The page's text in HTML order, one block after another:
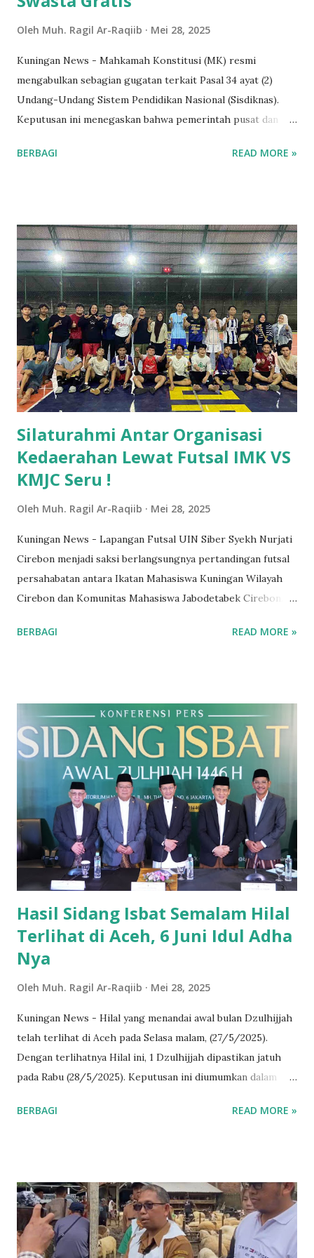
Oleh Muh. Ragil Ar-Raqiib Mei 28, 2025
Kuningan News - Mahkamah Konstitusi (MK) resmi
mengabulkan sebagian gugatan terkait Pasal 34 ayat (2)
Undang-Undang Sistem Pendidikan Nasional (Sisdiknas).
Keputusan ini menegaskan bahwa pemerintah pusat dan
pendidikan dasar tanpa pungutan biaya, baik di sekolah
meskipun sekolah swasta tidak dilarang untuk memungut
biaya, bantuan pendidikan hanya dapat diberikan kepada
sekolah swasta yang memenuhi kriteria tertentu.
Permohonan ini diajukan oleh Jaringan Pemantau
Pendidikan Indonesia dan tiga individu, yaitu Fathiyah,
Novianisa Rizkika, dan Riris Risma Anjiningrum. Dalam
pertimbangannya, MK menyoroti kesenjangan akses
pendidikan bagi siswa yang terpaksa bersekolah di sekolah
swasta karena keterbatasan kapasitas sekolah negeri.
MK mencatat bahwa pada tahun ajaran 2023/2024, sekol...
BERBAGI READ MORE »
Silaturahmi Antar Organisasi
Kedaerahan Lewat Futsal IMK VS
KMJC Seru !
Oleh Muh. Ragil Ar-Raqiib Mei 28, 2025
Kuningan News - Lapangan Futsal UIN Siber Syekh Nurjati
Cirebon menjadi saksi berlangsungnya pertandingan futsal
persahabatan antara Ikatan Mahasiswa Kuningan Wilayah
Cirebon dan Komunitas Mahasiswa Jabodetabek Cirebon.
(27/5/2025) pada pukul 23.00 WIB ini bertujuan untuk
bertanding dengan semangat dari pihak IMK maupun KMJC
dan ditonton dengan antusias oleh para pengurus
perempuan yang menambah kehangatan pada silaturahmi
futsal kala itu. “Kami sangat senang bisa bertemu dan
bermain bersama dalam pertandingan futsal kali ini,” ungkap
Nasruddin penjaga gawang IMK. Pertandingan berlangsung
dengan penuh semangat dan diwarnai dengan jual beli
serangan dari kedua tim. Gol pertama berhasil dicetak oleh
tim Ikatan Mahasiswa Kuningan, yang disambut dengan
sorakan meriah dari pendukungnya. ...
BERBAGI READ MORE »
Hasil Sidang Isbat Semalam Hilal
Terlihat di Aceh, 6 Juni Idul Adha
Nya
Oleh Muh. Ragil Ar-Raqiib Mei 28, 2025
Kuningan News - Hilal yang menandai awal bulan Dzulhijjah
telah terlihat di Aceh pada Selasa malam, (27/5/2025).
Dengan terlihatnya Hilal ini, 1 Dzulhijjah dipastikan jatuh
pada Rabu (28/5/2025). Keputusan ini diumumkan dalam
Kantor Kementerian Agama, Jakarta. Dilansir dari laman
seperti perwakilan ormas Islam, Komisi VIII DPR RI dan
para pakar falak dan astronomi. “Hasil pengamatan hilal di
114 titik lokasi di seluruh Indonesia menunjukkan bahwa
hilal telah terlihat di Aceh Jaya oleh Bapak Nabil yang telah
BERBAGI READ MORE »